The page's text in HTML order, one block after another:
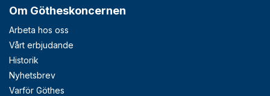
Om Götheskoncernen
Arbeta hos oss
Vårt erbjudande
Historik
Nyhetsbrev
Varför Göthes